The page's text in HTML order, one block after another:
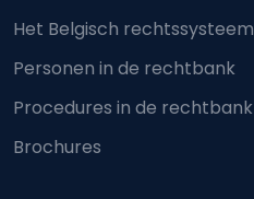
Het Belgisch rechtssysteem
Personen in de rechtbank
Procedures in de rechtbank
Brochures